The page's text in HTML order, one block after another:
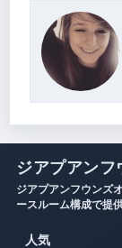
ジアプアンフ
ジアプアンフウンズ
ースルーム構成で提
人気